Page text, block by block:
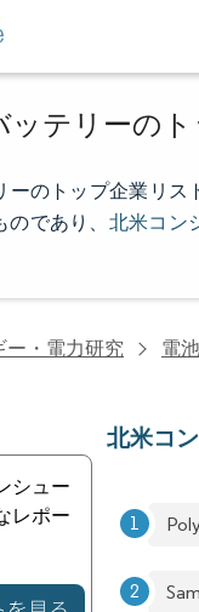
テリーの
のトップ企業リ
であり、 北米コン
ー・電力研究 電
シュー
レポー
北米コ